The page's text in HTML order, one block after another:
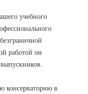
учебного
работой он
консерваторию в